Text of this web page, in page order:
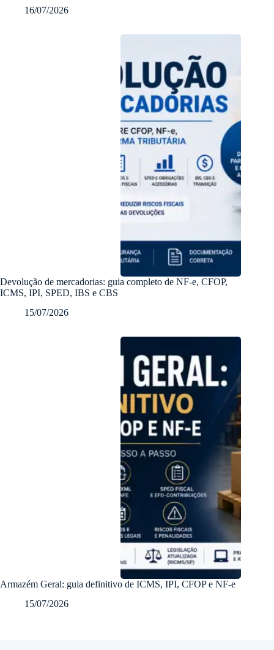
16/07/2026
Devolução de mercadorias: guia completo de NF-e, CFOP,
ICMS, IPI, SPED, IBS e CBS
15/07/2026
Armazém Geral: guia definitivo de ICMS, IPI, CFOP e NF-e
15/07/2026